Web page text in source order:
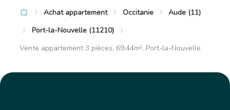
Achat appartement Occitanie
Aude (11)
Port-la-Nouvelle (11210)
Vente appartement 3 pièces, 69.44m², Port-la-Nouvelle